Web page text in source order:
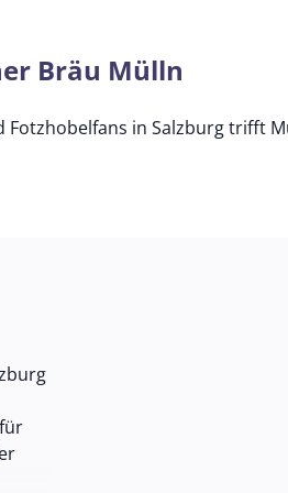
Bräu Mülln
in Salzburg trifft